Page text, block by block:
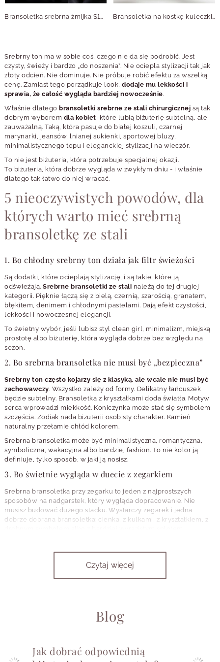
Bransoletka srebrna żmijka S100362S00 Bransoletka na kostkę kuleczki, srebrny S1V72119-S
Srebrny ton ma w sobie coś, czego nie da się podrobić. Jest
czysty, świeży i bardzo „do noszenia”. Nie ociepla stylizacji tak jak
złoty odcień. Nie dominuje. Nie próbuje robić efektu za wszelką
cenę. Zamiast tego porządkuje look, dodaje mu lekkości i
sprawia, że całość wygląda bardziej nowocześnie.
Właśnie dlatego bransoletki srebrne ze stali chirurgicznej są tak
dobrym wyborem dla kobiet, które lubią biżuterię subtelną, ale
zauważalną. Taką, która pasuje do białej koszuli, czarnej
marynarki, jeansów, lnianej sukienki, sportowej bluzy,
minimalistycznego topu i eleganckiej stylizacji na wieczór.
To nie jest biżuteria, która potrzebuje specjalnej okazji.
To biżuteria, która dobrze wygląda w zwykłym dniu - i właśnie
dlatego tak łatwo do niej wracać.
5 nieoczywistych powodów, dla
których warto mieć srebrną
bransoletkę ze stali
1. Bo chłodny srebrny ton działa jak filtr świeżości
Są dodatki, które ocieplają stylizację, i są takie, które ją
odświeżają. Srebrne bransoletki ze stali należą do tej drugiej
kategorii. Pięknie łączą się z bielą, czernią, szarością, granatem,
błękitem, denimem i chłodnymi pastelami. Dają efekt czystości,
lekkości i nowoczesnej elegancji.
To świetny wybór, jeśli lubisz styl clean girl, minimalizm, miejską
prostotę albo biżuterię, która wygląda dobrze bez względu na
sezon.
2. Bo srebrna bransoletka nie musi być „bezpieczna”
Srebrny ton często kojarzy się z klasyką, ale wcale nie musi być
zachowawczy. Wszystko zależy od formy. Delikatny łańcuszek
będzie subtelny. Bransoletka z kryształkami doda światła. Motyw
serca wprowadzi miękkość. Koniczynka może stać się symbolem
szczęścia. Zodiak nada biżuterii osobisty charakter. Kamień
naturalny przełamie chłód kolorem.
Srebrna bransoletka może być minimalistyczna, romantyczna,
symboliczna, wakacyjna albo bardziej fashion. To nie kolor ją
definiuje, tylko sposób, w jaki ją nosisz.
3. Bo świetnie wygląda w duecie z zegarkiem
Srebrna bransoletka przy zegarku to jeden z najprostszych
sposobów na nadgarstek, który wygląda dopracowanie. Nie
musisz budować dużego stacku. Wystarczy zegarek i jedna
dobrze dobrana bransoletka: cienka, z kulkami, z kryształkiem, z
nawet przy codziennym basicu. Zegarek daje funkcję. Bransoletka
4. Bo pasuje do biżuterii, którą już masz
bardzo łatwo do nich dołączy. Nie trzeba wymyślać całej stylizacji
od nowa. Wystarczy powtórzyć odcień na nadgarstku, żeby całość
A jeśli lubisz miksować tony? Też możesz. Srebrny detal świetnie
przełamuje biżuterię w subtelnym, złotym odcieniu, szczególnie
Czytaj więcej
Blog
Jak dobrać odpowiednią